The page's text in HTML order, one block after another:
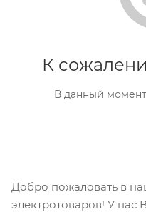
К
В данный
Добро пожаловать в
электротоваров! У нас